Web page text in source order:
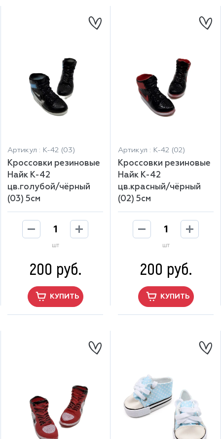
Артикул : К-42 (03)
Кроссовки резиновые
Найк К-42
цв.голубой/чёрный
(03) 5см
шт
200 руб.
КУПИТЬ
Артикул : К-42 (02)
Кроссовки резиновые
Найк К-42
цв.красный/чёрный
(02) 5см
шт
200 руб.
КУПИТЬ